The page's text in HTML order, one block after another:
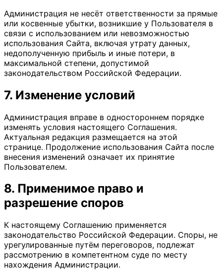
Администрация не несёт ответственности за прямые
или косвенные убытки, возникшие у Пользователя в
связи с использованием или невозможностью
использования Сайта, включая утрату данных,
недополученную прибыль и иные потери, в
максимальной степени, допустимой
законодательством Российской Федерации.
7. Изменение условий
Администрация вправе в одностороннем порядке
изменять условия настоящего Соглашения.
Актуальная редакция размещается на этой
странице. Продолжение использования Сайта после
внесения изменений означает их принятие
Пользователем.
8. Применимое право и
разрешение споров
К настоящему Соглашению применяется
законодательство Российской Федерации. Споры, не
урегулированные путём переговоров, подлежат
рассмотрению в компетентном суде по месту
нахождения Администрации.